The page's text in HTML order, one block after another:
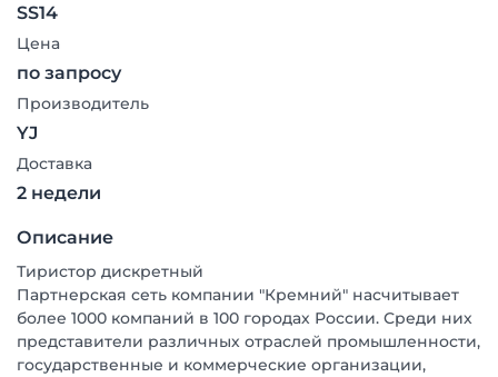
SS14
Цена
по запросу
Производитель
YJ
Доставка
2 недели
Описание
Тиристор дискретный
Партнерская сеть компании "Кремний" насчитывает
более 1000 компаний в 100 городах России. Среди них
представители различных отраслей промышленности,
государственные и коммерческие организации,